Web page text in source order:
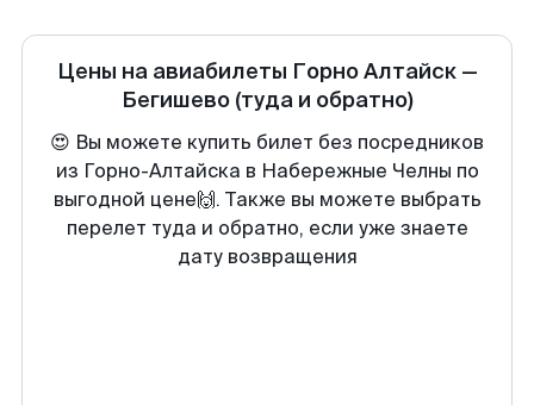
Цены на авиабилеты Горно Алтайск—
Бегишево (туда и обратно)
😍 Вы можете купить билет без посредников
из Горно-Алтайска в Набережные Челны по
выгодной цене🙌. Также вы можете выбрать
перелет туда и обратно, если уже знаете
дату возвращения